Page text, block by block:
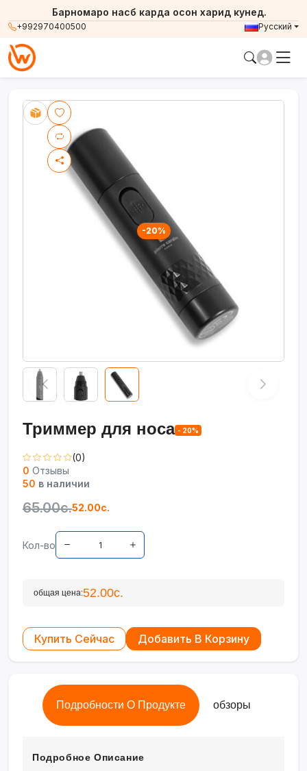
+992970400500
Барномаро насб карда осон харид кунед.
Русский
-20%
Триммер для носа - 20%
(0)
0 Отзывы
50 в наличии
65.00с.52.00с.
Кол-во
общая цена:52.00с.
Купить Сейчас Добавить В Корзину
Подробности О Продукте обзоры
Подробное Описание